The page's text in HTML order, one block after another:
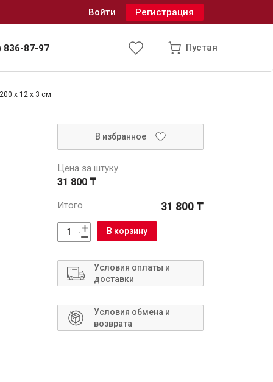
x 12 x 3 см
В избранное
Цена за штуку
31 800 ₸
Итого 31 800 ₸
В корзину
Условия оплаты и
доставки
Условия обмена и
возврата
Войти Регистрация
836-87-97 Пустая
и водоотведение
Сантехника